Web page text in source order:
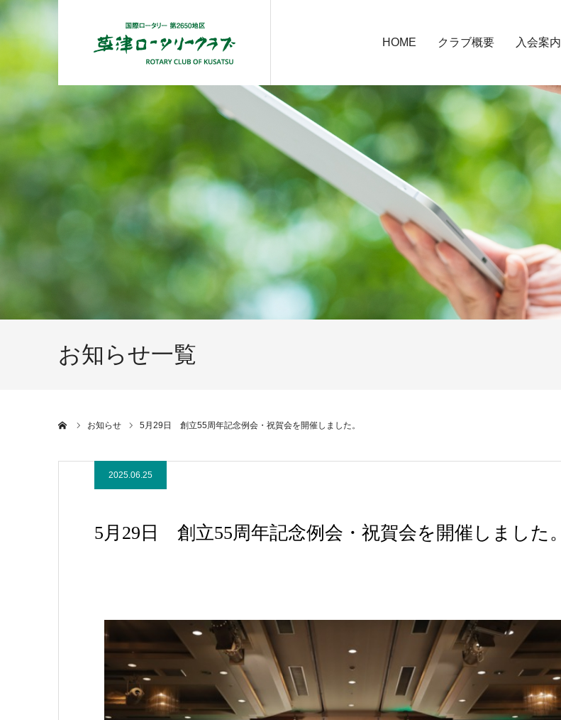
HOME クラブ概要 入会案内
お知らせ一覧
お知らせ 5月29日 創立55周年記念例会・祝賀会を開催しました。
2025.06.25
5月29日 創立55周年記念例会・祝賀会を開催しました。